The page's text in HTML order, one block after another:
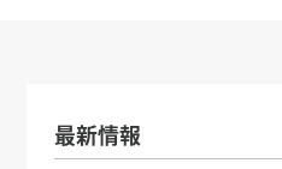
最新情報